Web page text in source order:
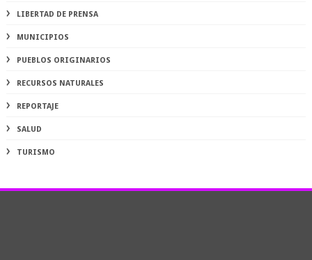
LIBERTAD DE PRENSA
MUNICIPIOS
PUEBLOS ORIGINARIOS
RECURSOS NATURALES
REPORTAJE
SALUD
TURISMO